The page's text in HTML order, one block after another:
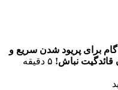
گام برای پریود شدن سریع و
قائدگیت نباش!
۵ دقیقه